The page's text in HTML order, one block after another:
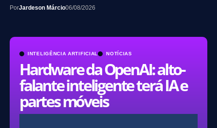
INTELIGÊNCIA ARTIFICIAL NOTÍCIAS
Hardware da OpenAI: alto-
falante inteligente terá IA e
partes móveis
PorJardeson Márcio06/08/2026